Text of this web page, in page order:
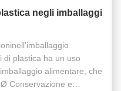
negli imballaggi
di plastica ha un uso
alimentare, che
Conservazione e